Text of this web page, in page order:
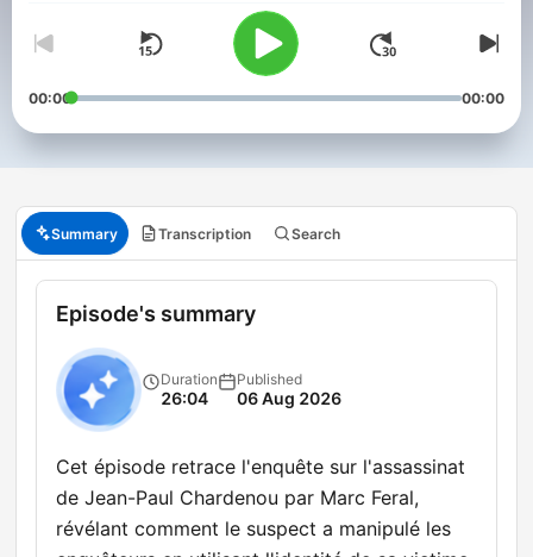
00:00 00:00
Summary Transcription Search
Episode's summary
Duration
26:04
Published
06 Aug 2026
Cet épisode retrace l'enquête sur l'assassinat
de Jean-Paul Chardenou par Marc Feral,
révélant comment le suspect a manipulé les